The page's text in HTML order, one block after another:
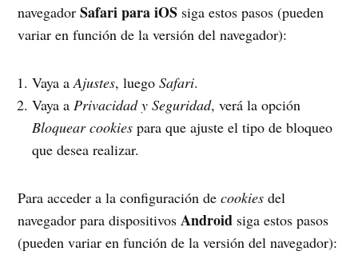
navegadorSafari para iOS siga estos pasos (pueden
variar en función de la versión del navegador):
Vaya aAjustes, luegoSafari.
Vaya a Privacidad y Seguridad, verá la opción
Bloquear cookies para que ajuste el tipo de bloqueo
que desea realizar.
Para acceder a la configuración decookies del
navegador para dispositivos Android siga estos pasos
(pueden variar en función de la versión del navegador):